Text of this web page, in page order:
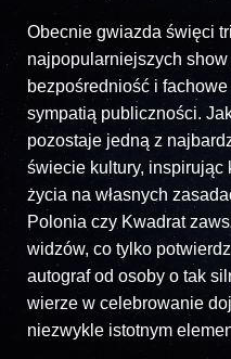
Obecnie gwiazda święci
najpopularniejszych
bezpośredniość i
sympatią publiczności.
pozostaje jedną z
świecie kultury,
życia na własnych
Polonia czy Kwadrat
widzów, co tylko
autograf od osoby o tak
wierze w celebrowanie
niezwykle istotnym